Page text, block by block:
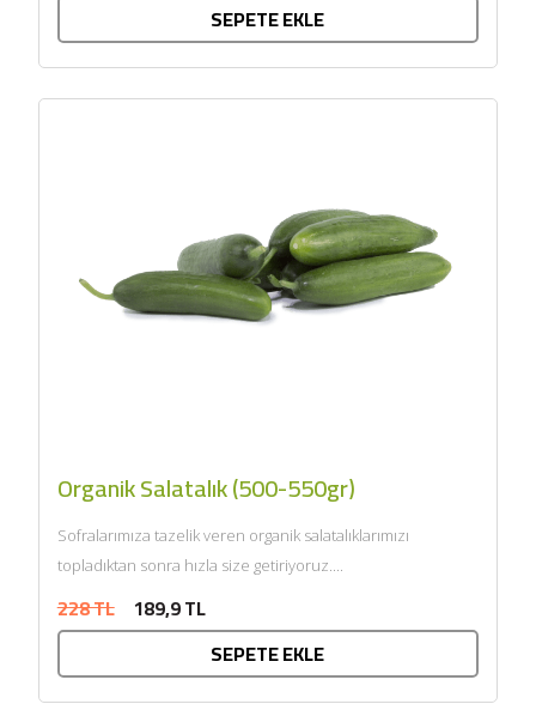
SEPETE EKLE
Organik Salatalık (500-550gr)
Sofralarımıza tazelik veren organik salatalıklarımızı
topladıktan sonra hızla size getiriyoruz....
228 TL 189,9 TL
SEPETE EKLE